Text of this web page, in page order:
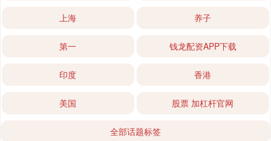
上海 养子
第一 钱龙配资APP下载
印度 香港
美国 股票 加杠杆官网
全部话题标签